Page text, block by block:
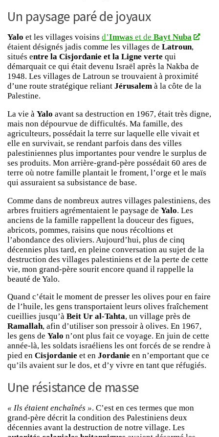
Un paysage paré de joyaux
Yalo et les villages voisins d’Imwas et de Bayt Nuba
étaient désignés jadis comme les villages de Latroun,
situés entre la Cisjordanie et la Ligne verte qui
démarquait ce qui était devenu Israël après la Nakba de
1948. Les villages de Latroun se trouvaient à proximité
d’une route stratégique reliant Jérusalem à la côte de la
Palestine.
La vie à Yalo avant sa destruction en 1967, était très digne,
mais non dépourvue de difficultés. Ma famille, des
agriculteurs, possédait la terre sur laquelle elle vivait et
elle en survivait, se rendant parfois dans des villes
palestiniennes plus importantes pour vendre le surplus de
ses produits. Mon arrière-grand-père possédait 60 ares de
terre où notre famille plantait le froment, l’orge et le maïs
qui assuraient sa subsistance de base.
Comme dans de nombreux autres villages palestiniens, des
arbres fruitiers agrémentaient le paysage de Yalo. Les
anciens de la famille rappellent la douceur des figues,
abricots, pommes, raisins que nous récoltions et
l’abondance des oliviers. Aujourd’hui, plus de cinq
décennies plus tard, en pleine conversation au sujet de la
destruction des villages palestiniens et de la perte de cette
vie, mon grand-père sourit encore quand il rappelle la
beauté de Yalo.
Quand c’était le moment de presser les olives pour en faire
de l’huile, les gens transportaient leurs olives fraîchement
cueillies jusqu’à Beit Ur al-Tahta, un village près de
Ramallah, afin d’utiliser son pressoir à olives. En 1967,
les gens de Yalo n’ont plus fait ce voyage. En juin de cette
année-là, les soldats israéliens les ont forcés de se rendre à
pied en Cisjordanie et en Jordanie en n’emportant que ce
qu’ils avaient sur le dos, et d’y vivre en tant que réfugiés.
Une résistance de masse
« Ils étaient enchaînés ». C’est en ces termes que mon
grand-père décrit la condition des Palestiniens deux
décennies avant la destruction de notre village. Les